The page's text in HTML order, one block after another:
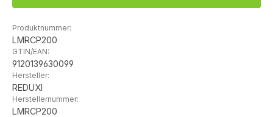
Produktnummer:
LMRCP200
GTIN/EAN:
9120139630099
Hersteller:
REDUXI
Herstellernummer:
LMRCP200